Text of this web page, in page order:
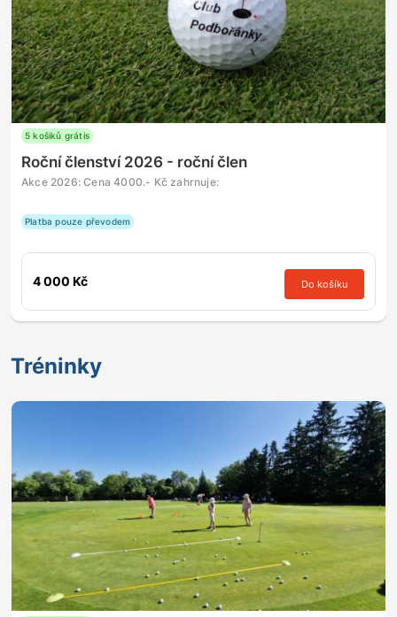
5 košiků grátis
Roční členství 2026 - roční člen
Akce 2026: Cena 4000.- Kč zahrnuje:
Platba pouze převodem
4 000 Kč Do košíku
Tréninky